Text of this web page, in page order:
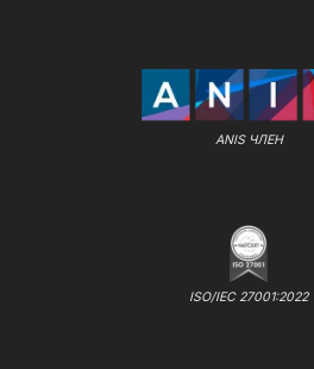
ANIS ЧЛЕН
ISO/IEC 27001:2022